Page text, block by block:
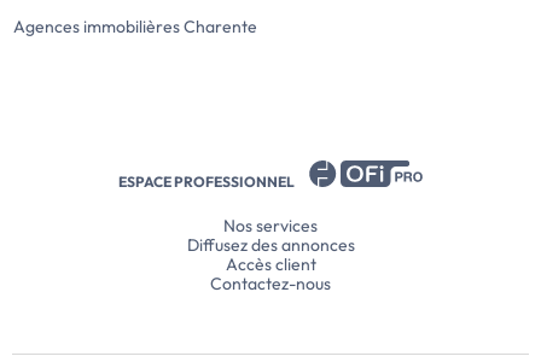
Agences immobilières Charente
ESPACE PROFESSIONNEL
Nos services
Diffusez des annonces
Accès client
Contactez-nous